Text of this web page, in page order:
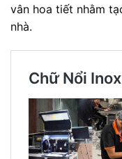
vân hoa tiết nhằm
nhà.